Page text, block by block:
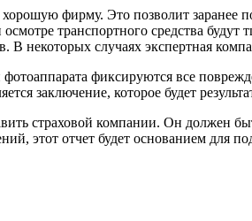
фирму. Это позволит
транспортного средства
В некоторых случаях экспертная
фиксируются все
заключение, которое будет
страховой компании. Он должен
этот отчет будет основанием для